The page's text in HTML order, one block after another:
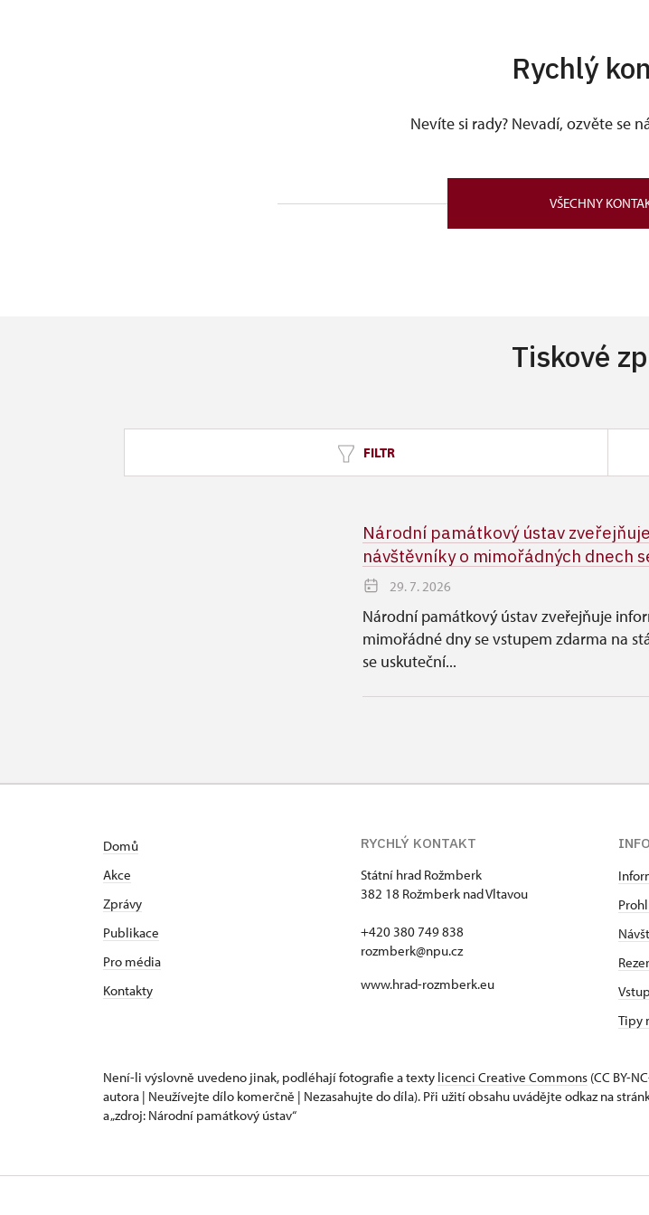
Rychlý
Nevíte si rady? Nevadí, ozvěte se
VŠECHNY
Tiskové
FILTR
Národní památkový ústav
návštěvníky o mimořádných dnech
29. 7. 2026
Národní památkový ústav zveřejňuje
mimořádné dny se vstupem zdarma na
se uskuteční...
Domů
Akce
Zprávy
Publikace
Pro média
Kontakty
RYCHLÝ KONTAKT
Státní hrad Rožmberk
382 18 Rožmberk nad Vltavou
+420 380 749 838
rozmberk@npu.cz
www.hrad-rozmberk.eu
Tipy
Není-li výslovně uvedeno jinak, podléhají fotografie a texty licenci Creative Commons (CC BY-
autora | Neužívejte dílo komerčně | Nezasahujte do díla). Při užití obsahu uvádějte odkaz na
a „zdroj: Národní památkový ústav“